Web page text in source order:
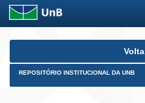
Skip
REPOSITÓRIO INSTITUCIONAL DA UNB